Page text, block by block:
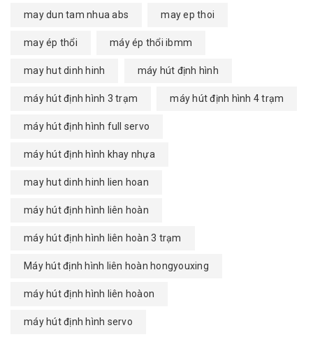
may dun tam nhua abs may ep thoi
may ép thổi máy ép thổi ibmm
may hut dinh hinh máy hút định hình
máy hút định hình 3 trạm máy hút định hình 4 trạm
máy hút định hình full servo
máy hút định hình khay nhựa
may hut dinh hinh lien hoan
máy hút định hình liên hoàn
máy hút định hình liên hoàn 3 trạm
Máy hút định hình liên hoàn hongyouxing
máy hút định hình liên hoàon
máy hút định hình servo